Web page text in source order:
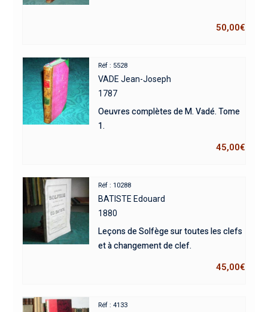
50,00€
Réf : 5528
VADE Jean-Joseph
1787
Oeuvres complètes de M. Vadé. Tome
1.
45,00€
Réf : 10288
BATISTE Edouard
1880
Leçons de Solfège sur toutes les clefs
et à changement de clef.
45,00€
Réf : 4133